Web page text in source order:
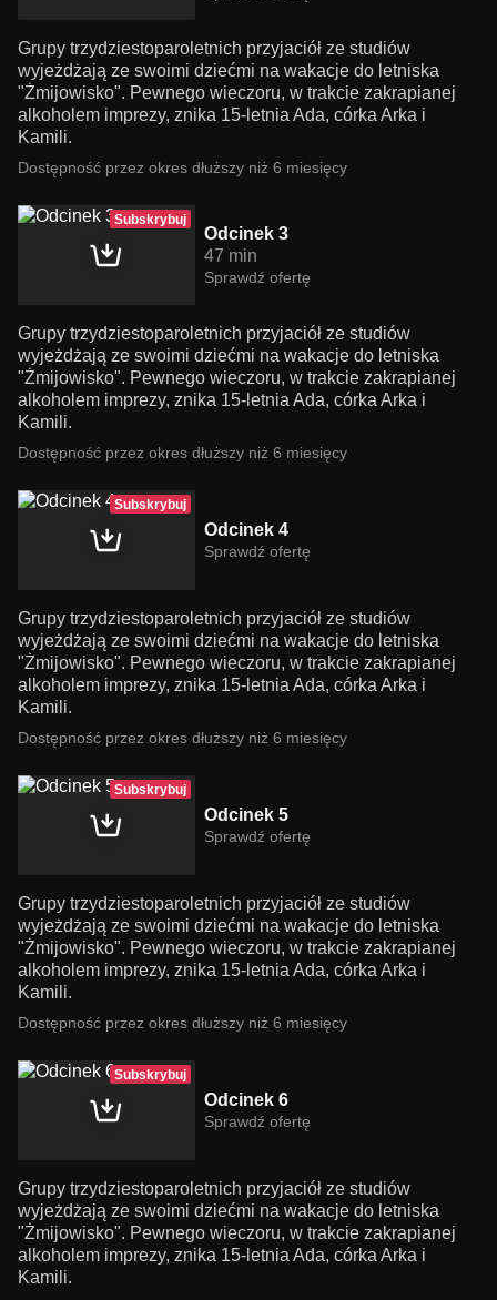
Grupy trzydziestoparoletnich przyjaciół ze studiów
wyjeżdżają ze swoimi dziećmi na wakacje do letniska
"Żmijowisko". Pewnego wieczoru, w trakcie zakrapianej
alkoholem imprezy, znika 15-letnia Ada, córka Arka i
Kamili.
Dostępność przez okres dłuższy niż 6 miesięcy
Subskrybuj
Odcinek 3
47 min
Sprawdź ofertę
Grupy trzydziestoparoletnich przyjaciół ze studiów
wyjeżdżają ze swoimi dziećmi na wakacje do letniska
"Żmijowisko". Pewnego wieczoru, w trakcie zakrapianej
alkoholem imprezy, znika 15-letnia Ada, córka Arka i
Kamili.
Dostępność przez okres dłuższy niż 6 miesięcy
Subskrybuj
Odcinek 4
Sprawdź ofertę
Grupy trzydziestoparoletnich przyjaciół ze studiów
wyjeżdżają ze swoimi dziećmi na wakacje do letniska
"Żmijowisko". Pewnego wieczoru, w trakcie zakrapianej
alkoholem imprezy, znika 15-letnia Ada, córka Arka i
Kamili.
Dostępność przez okres dłuższy niż 6 miesięcy
Subskrybuj
Odcinek 5
Sprawdź ofertę
Grupy trzydziestoparoletnich przyjaciół ze studiów
wyjeżdżają ze swoimi dziećmi na wakacje do letniska
"Żmijowisko". Pewnego wieczoru, w trakcie zakrapianej
alkoholem imprezy, znika 15-letnia Ada, córka Arka i
Kamili.
Dostępność przez okres dłuższy niż 6 miesięcy
Subskrybuj
Odcinek 6
Sprawdź ofertę
Grupy trzydziestoparoletnich przyjaciół ze studiów
wyjeżdżają ze swoimi dziećmi na wakacje do letniska
"Żmijowisko". Pewnego wieczoru, w trakcie zakrapianej
alkoholem imprezy, znika 15-letnia Ada, córka Arka i
Kamili.